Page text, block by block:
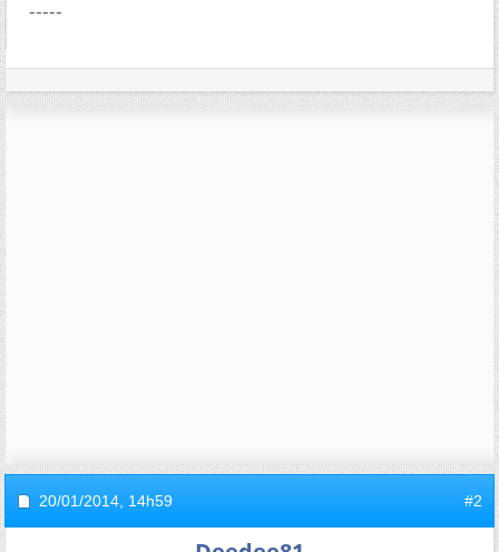
-----
20/01/2014, 14h59 #2